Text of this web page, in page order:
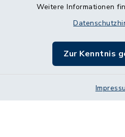
Weitere Informationen
Zur Kenntnis